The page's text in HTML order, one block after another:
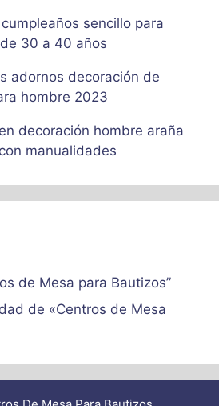
sencillo para
30 a 40 años
adornos decoración de
hombre 2023
decoración hombre araña
manualidades
de Mesa para Bautizos”
de «Centros de Mesa